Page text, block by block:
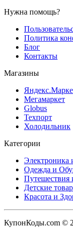
Нужна помощь?
Политика
Блог
Контакты
Магазины
Мегамаркет
Globus
Техпорт
Холодильник
Категории
Электроника
Одежда и
Путешествия
Детские
Красота и
КупонКоды.com ©